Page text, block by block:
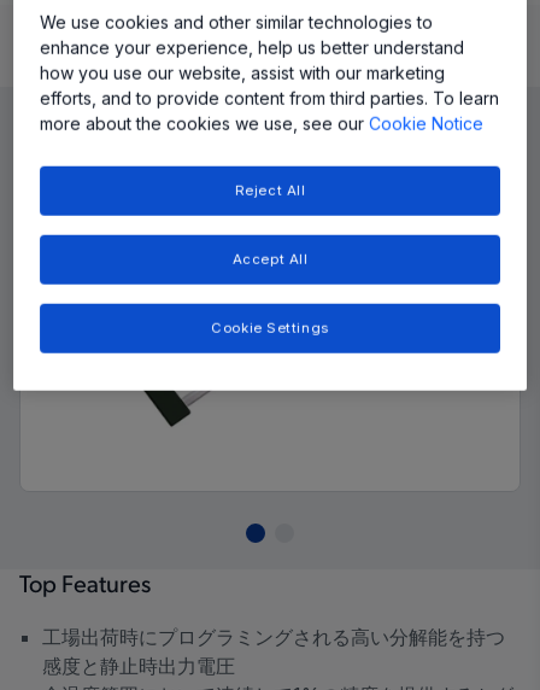
Product Details
Top Features
工場出荷時にプログラミングされる高い分解能を持つ
感度と静止時出力電圧
We use cookies and other similar technologies to
enhance your experience, help us better understand
how you use our website, assist with our marketing
efforts, and to provide content from third parties. To learn
more about the cookies we use, see ourCookie Notice
Reject All
Accept All
Cookie Settings